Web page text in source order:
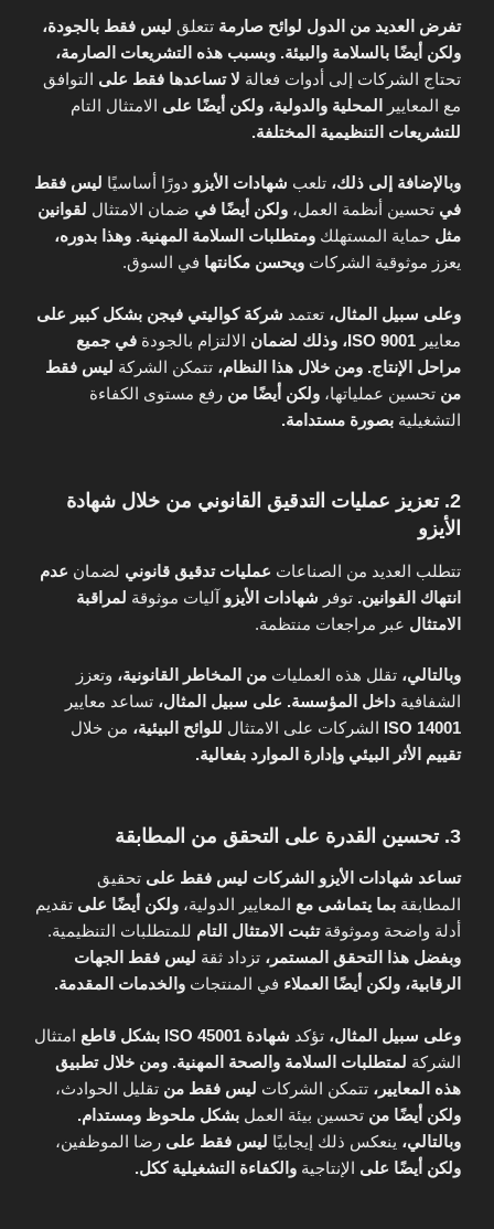
تفرض العديد من الدول لوائح صارمة تتعلق ليس فقط بالجودة،
ولكن أيضًا بالسلامة والبيئة. وبسبب هذه التشريعات الصارمة،
تحتاج الشركات إلى أدوات فعالة لا تساعدها فقط على التوافق
مع المعايير
المحلية والدولية، ولكن أيضًا على الامتثال التام
للتشريعات التنظيمية المختلفة.
وبالإضافة إلى ذلك، تلعب شهادات الأيزو دورًا أساسيًا ليس فقط
في تحسين أنظمة العمل، ولكن أيضًا في ضمان الامتثال لقوانين
مثل حماية المستهلك ومتطلبات السلامة المهنية. وهذا بدوره،
يعزز موثوقية الشركات ويحسن مكانتها في السوق.
وعلى سبيل المثال، تعتمد شركة كواليتي فيجن بشكل كبير على
معايير ISO 9001، وذلك لضمان الالتزام بالجودة في جميع
مراحل الإنتاج. ومن خلال هذا النظام، تتمكن الشركة ليس فقط
من تحسين عملياتها، ولكن أيضًا من رفع مستوى الكفاءة
التشغيلية بصورة مستدامة.
2. تعزيز عمليات التدقيق القانوني من خلال شهادة
الأيزو
تتطلب العديد من الصناعات عمليات تدقيق قانوني لضمان عدم
انتهاك القوانين. توفر شهادات الأيزو آليات موثوقة لمراقبة
الامتثال عبر مراجعات منتظمة.
وبالتالي، تقلل هذه العمليات من المخاطر القانونية، وتعزز
الشفافية داخل المؤسسة. على سبيل المثال، تساعد معايير
ISO 14001 الشركات على الامتثال للوائح البيئية، من خلال
تقييم الأثر البيئي وإدارة الموارد بفعالية.
3. تحسين القدرة على التحقق من المطابقة
تساعد شهادات الأيزو الشركات ليس فقط على تحقيق
المطابقة بما يتماشى مع المعايير الدولية، ولكن أيضًا على تقديم
أدلة واضحة وموثوقةتثبت الامتثال التام للمتطلبات التنظيمية.
وبفضل هذا التحقق المستمر، تزداد ثقة ليس فقط الجهات
الرقابية، ولكن أيضًا العملاء في المنتجات والخدمات المقدمة.
وعلى سبيل المثال، تؤكد شهادة ISO 45001 بشكل قاطع امتثال
الشركة لمتطلبات السلامة والصحة المهنية. ومن خلال تطبيق
هذه المعايير، تتمكن الشركات ليس فقط من تقليل الحوادث،
ولكن أيضًا من تحسين بيئة العمل بشكل ملحوظ ومستدام.
وبالتالي، ينعكس ذلك إيجابيًا ليس فقط على رضا الموظفين،
ولكن أيضًا على الإنتاجية والكفاءة التشغيلية ككل.